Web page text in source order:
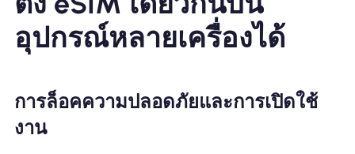
อุปกรณ์หลายเครื่องได้
การล็อคความปลอดภัยและการเปิดใช้
งาน